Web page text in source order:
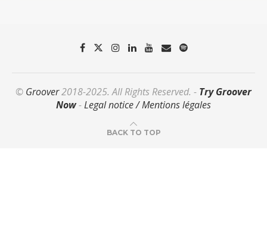
© Groover2018-2025. All Rights Reserved. - Try Groover
Now-Legal notice / Mentions légales
BACK TO TOP